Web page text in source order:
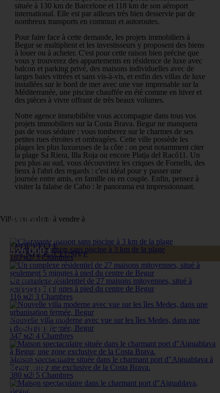
située à 130 km de Barcelone et 118 km de son aéroport
international. Elle est par ailleurs très bien desservie par de
nombreux transports en commun et autoroutes.
Pour faire face à cette demande, les projets immobiliers à
Begur se multiplient et les investisseurs y proposent des biens
à louer ou à acheter. C'est pour cette raison bien précise que
vous y trouverez des appartements en résidence de luxe avec
balcon et parking privé, des maisons individuelles avec de
larges baies vitrées et sans vis-à-vis, et enfin des villas de luxe
installées sur le bord de mer avec une vue imprenable sur la
Méditerranée, une piscine chauffée en été comme en hiver et
des pièces à vivre offrant de très beaux volumes.
Notre agence immobilière vous accompagne dans tous vos
projets immobiliers sur la Costa Brava. Begur ne manquera
pas de vous séduire : vous tomberez sur le charmes de ses
petites rues étroites et ombragées. Cette ville possède les
plages les plus luxueuses de la côte : on peut notamment citer
la plage Sa Riera, Illa Roja ou encore Platja del Racó11. Un
peu plus au sud, vous découvrirez les criques de Fornells, des
lieux à l'abri des regards : c'est idéal pour y passer une
journée entre amis, en famille ou en couple. Enfin, pensez à
visiter la falaise de Cabo : le panorama est impressionnant.
Villas en vedette à vendre à
NOUVELLE
VENTE EXCLUSIVE
490 000 €
Charmante maison sans piscine à 3 km de la plage
163 м2|3 Chambres
Begur, Ref: 74806
526 000 €
Un complexe résidentiel de 27 maisons mitoyennes, situé à
seulement 5 minutes à pied du centre de Begur
116 м2| 3 Chambres
Begur, Ref: 74668
2 720 000 €
Nouvelle villa moderne avec vue sur les îles Medes, dans une
urbanisation fermée, Begur
347 м2| 4 Chambres
Begur, Ref: 74632
1 350 000 €
Maison spectaculaire située dans le charmant port d"Aiguablava à
Begur, une zone exclusive de la Costa Brava.
380 м2| 5 Chambres
Begur, Ref: 74636
875 000 €
Begur, Ref: 74622